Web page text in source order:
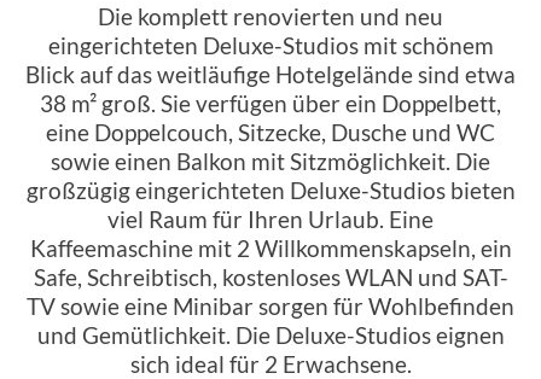
Die komplett renovierten und neu
eingerichteten Deluxe-Studios mit schönem
Blick auf das weitläufige Hotelgelände sind etwa
38 m² groß. Sie verfügen über ein Doppelbett,
eine Doppelcouch, Sitzecke, Dusche und WC
sowie einen Balkon mit Sitzmöglichkeit. Die
großzügig eingerichteten Deluxe-Studios bieten
viel Raum für Ihren Urlaub. Eine
Kaffeemaschine mit 2 Willkommenskapseln, ein
Safe, Schreibtisch, kostenloses WLAN und SAT-
TV sowie eine Minibar sorgen für Wohlbefinden
und Gemütlichkeit. Die Deluxe-Studios eignen
sich ideal für 2 Erwachsene.